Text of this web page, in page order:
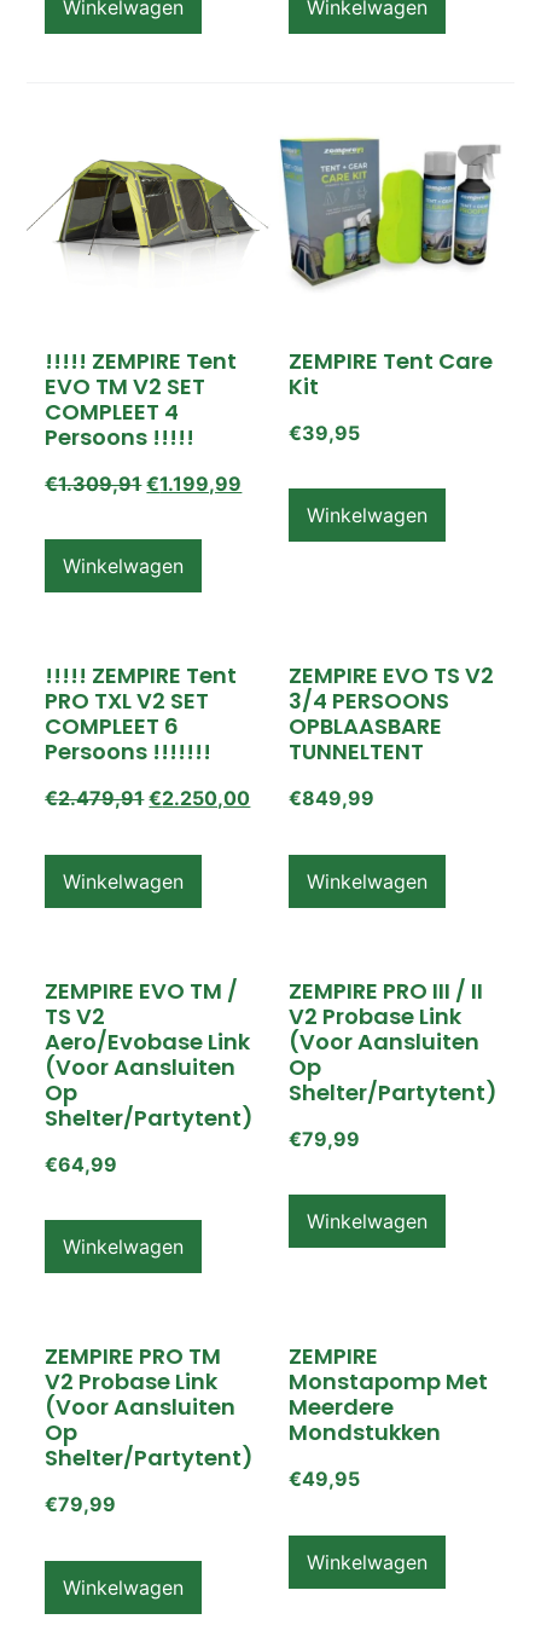
Winkelwagen Winkelwagen
!!!!! ZEMPIRE Tent
EVO TM V2 SET
COMPLEET 4
Persoons !!!!!
€1.309,91 €1.199,99
Winkelwagen
ZEMPIRE Tent Care
Kit
€39,95
Winkelwagen
!!!!! ZEMPIRE Tent
PRO TXL V2 SET
COMPLEET 6
Persoons !!!!!!!
€2.479,91 €2.250,00
Winkelwagen
ZEMPIRE EVO TS V2
3/4 PERSOONS
OPBLAASBARE
TUNNELTENT
€849,99
Winkelwagen
ZEMPIRE EVO TM /
TS V2
Aero/Evobase Link
(voor Aansluiten
Op
Shelter/partytent)
€64,99
Winkelwagen
ZEMPIRE PRO III / II
V2 Probase Link
(voor Aansluiten
Op
Shelter/partytent)
€79,99
Winkelwagen
ZEMPIRE PRO TM
V2 Probase Link
(voor Aansluiten
Op
Shelter/partytent)
€79,99
Winkelwagen
ZEMPIRE
Monstapomp Met
Meerdere
Mondstukken
€49,95
Winkelwagen